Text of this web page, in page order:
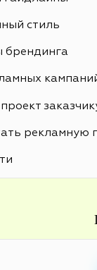
стиль
брендинга
рекламную